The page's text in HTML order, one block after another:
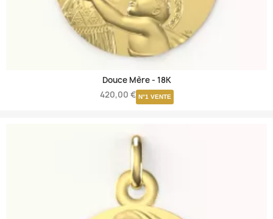
Douce Mère - 18K
420,00 € N°1 VENTE